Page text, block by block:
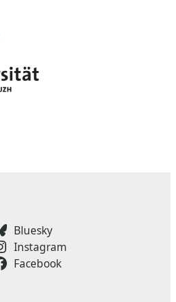
Bluesky
Instagram
Facebook